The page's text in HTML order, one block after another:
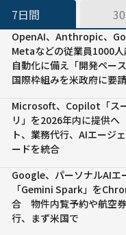
7日間
OpenAI、Anthropic、
Metaなどの従業員1000
自動化に備え「開発ペー
国際枠組みを米政府に要請
Microsoft、Copilot「ス
リ」を2026年内に提供
ト、業務代行、AIエージ
ードを統合
Google、パーソナルAIエ
「Gemini Spark」を
合 物件内覧予約や航空
行、まず米国で